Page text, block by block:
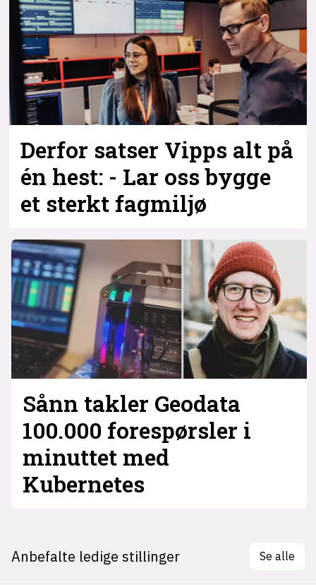
Derfor satser Vipps alt på
én hest: - Lar oss bygge
et sterkt fagmiljø
Sånn takler Geodata
100.000 forespørsler i
minuttet med
Kubernetes
Anbefalte ledige stillinger Se alle